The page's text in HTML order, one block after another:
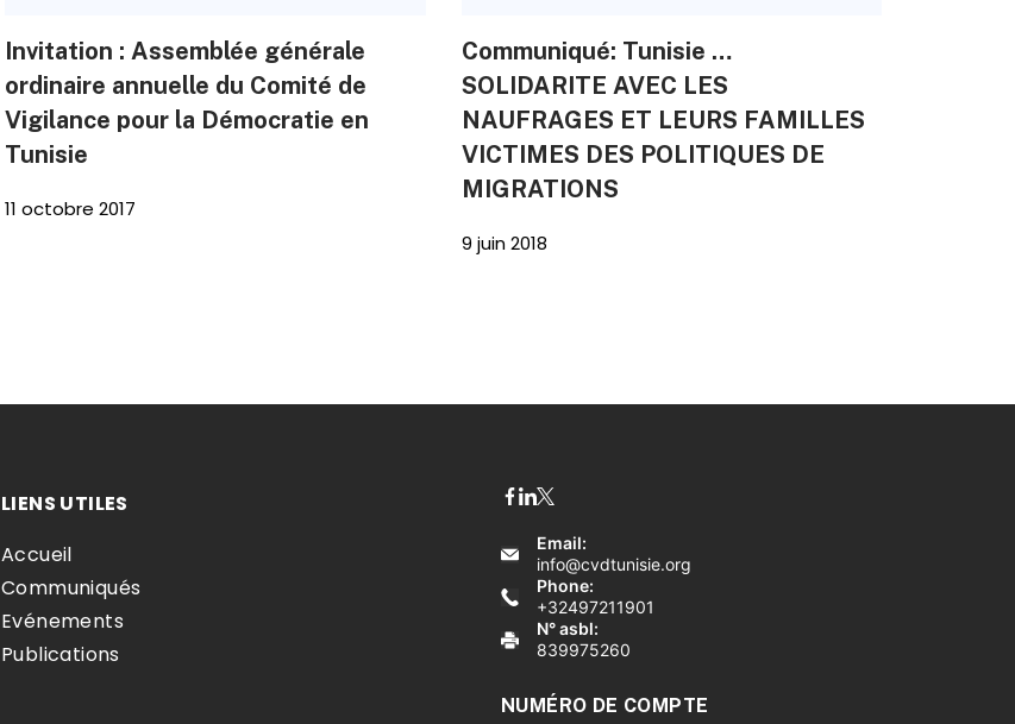
Invitation : Assemblée générale
ordinaire annuelle du Comité de
Vigilance pour la Démocratie en
Tunisie
11 octobre 2017
Communiqué: Tunisie …
SOLIDARITE AVEC LES
NAUFRAGES ET LEURS FAMILLES
VICTIMES DES POLITIQUES DE
MIGRATIONS
9 juin 2018
LIENS UTILES
Accueil
Communiqués
Evénements
Publications
Email:
info@cvdtunisie.org
Phone:
+32497211901
N° asbl:
839975260
NUMÉRO DE COMPTE